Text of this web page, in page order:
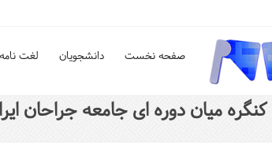
صفحه نخست دانشجویان لغت
میان دوره ای جامعه جراحان